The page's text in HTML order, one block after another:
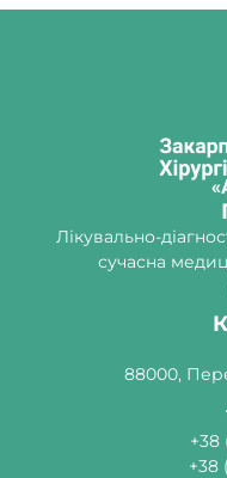
Лікувально-
сучасна
88000,
+38
+38